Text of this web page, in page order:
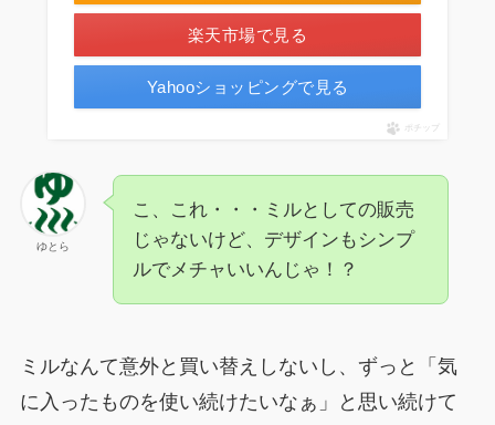
楽天市場で見る
Yahooショッピングで見る
ポチップ
ゆとら
こ、これ・・・ミルとしての販売
じゃないけど、デザインもシンプ
ルでメチャいいんじゃ！？
ミルなんて意外と買い替えしないし、ずっと「気
に入ったものを使い続けたいなぁ」と思い続けて